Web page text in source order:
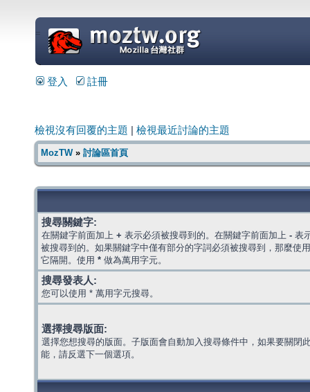
=
登入 註冊
檢視沒有回覆的主題 檢視最近討論的主題
MozTW» 討論區首頁
搜尋關鍵字:
在關鍵字前面加上 + 表示必須被搜尋到的。在關鍵字前面加上 - 表
被搜尋到的。如果關鍵字中僅有部分的字詞必須被搜尋到，那麼使
它隔開。使用 * 做為萬用字元。
搜尋發表人:
您可以使用 * 萬用字元搜尋。
選擇搜尋版面:
選擇您想搜尋的版面。子版面會自動加入搜尋條件中，如果要關閉
能，請反選下一個選項。